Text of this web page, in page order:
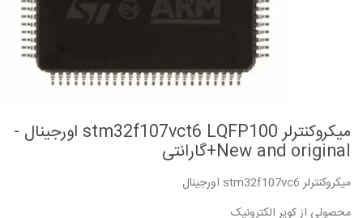
میکروکنترلر stm32f107vct6 LQFP100 اورجینال -
New and original+گارانتی
میکروکنترلر stm32f107vc6 اورجینال
محصولی از کویر الکترونیک